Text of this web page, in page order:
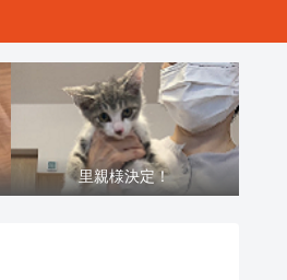
里親様決定！